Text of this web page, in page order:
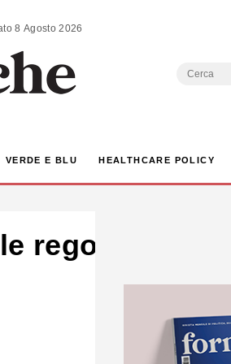
| SCENARI - sabato 8 Agosto 2026
Search
VERDE E BLU HEALTHCARE POLICY
regole